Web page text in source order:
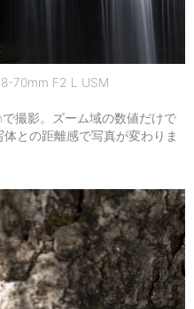
70mm F2 L USM
撮影。ズーム域の数値だけで
との距離感で写真が変わりま